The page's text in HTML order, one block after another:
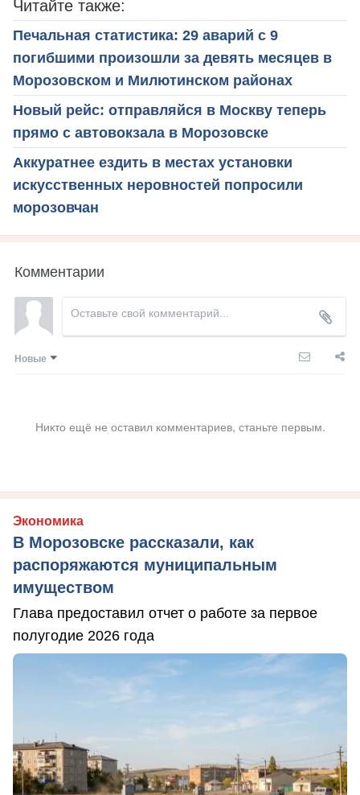
Читайте также:
Печальная статистика: 29 аварий с 9
погибшими произошли за девять месяцев в
Морозовском и Милютинском районах
Новый рейс: отправляйся в Москву теперь
прямо с автовокзала в Морозовске
Аккуратнее ездить в местах установки
искусственных неровностей попросили
морозовчан
Комментарии
Новые
Никто ещё не оставил комментариев, станьте первым.
Экономика
В Морозовске рассказали, как
распоряжаются муниципальным
имуществом
Глава предоставил отчет о работе за первое
полугодие 2026 года